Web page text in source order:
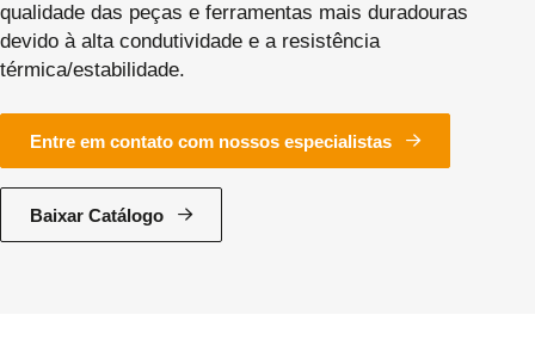
qualidade das peças e ferramentas mais duradouras
devido à alta condutividade e a resistência
térmica/estabilidade.
Entre em contato com nossos especialistas
Baixar Catálogo